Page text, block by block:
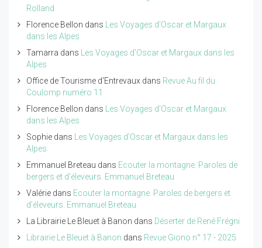
Rolland
Florence Bellon dans
Les Voyages d'Oscar et Margaux
dans les Alpes
Tamarra dans
Les Voyages d'Oscar et Margaux dans les
Alpes
Office de Tourisme d'Entrevaux dans Revue Au fil du
Coulomp numéro 11
Florence Bellon dans
Les Voyages d'Oscar et Margaux
dans les Alpes
Sophie dans
Les Voyages d'Oscar et Margaux dans les
Alpes
Emmanuel Breteau dans Ecouter la montagne. Paroles de
bergers et d'éleveurs. Emmanuel Breteau
Valérie dans Ecouter la montagne. Paroles de bergers et
d'éleveurs. Emmanuel Breteau
La Librairie Le Bleuet à Banon dans Déserter de René Frégni
Librairie Le Bleuet à Banon dans Revue Giono n° 17 - 2025